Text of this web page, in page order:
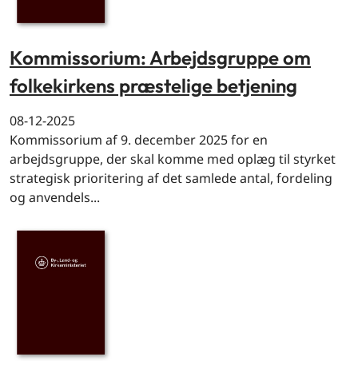
Kommissorium: Arbejdsgruppe om
folkekirkens præstelige betjening
08-12-2025
Kommissorium af 9. december 2025 for en
arbejdsgruppe, der skal komme med oplæg til styrket
strategisk prioritering af det samlede antal, fordeling
og anvendels...